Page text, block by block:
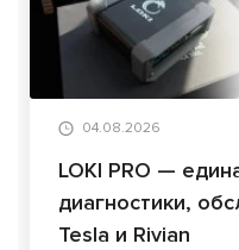
04.08.2026
LOKI PRO —
диагностики,
Tesla и Rivian